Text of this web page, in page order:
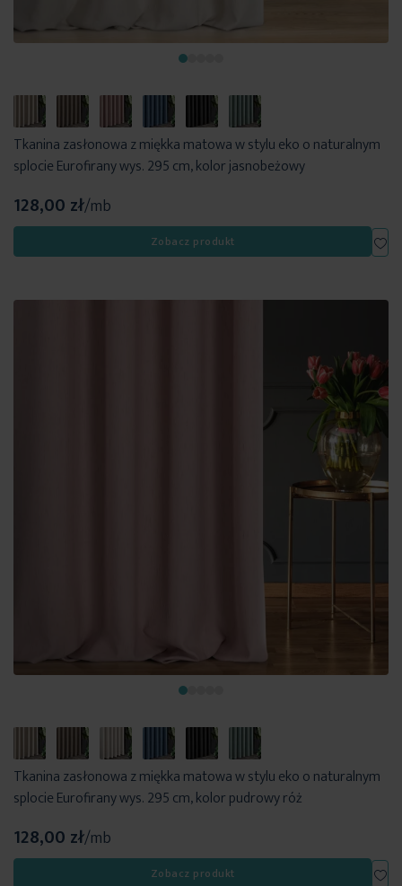
Tkanina zasłonowa z miękka matowa w stylu eko o naturalnym
splocie Eurofirany wys. 295 cm, kolor jasnobeżowy
128,00 zł/mb
Zobacz produkt
Tkanina zasłonowa z miękka matowa w stylu eko o naturalnym
splocie Eurofirany wys. 295 cm, kolor pudrowy róż
128,00 zł/mb
Zobacz produkt